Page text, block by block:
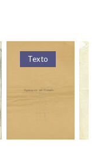
Fotografía